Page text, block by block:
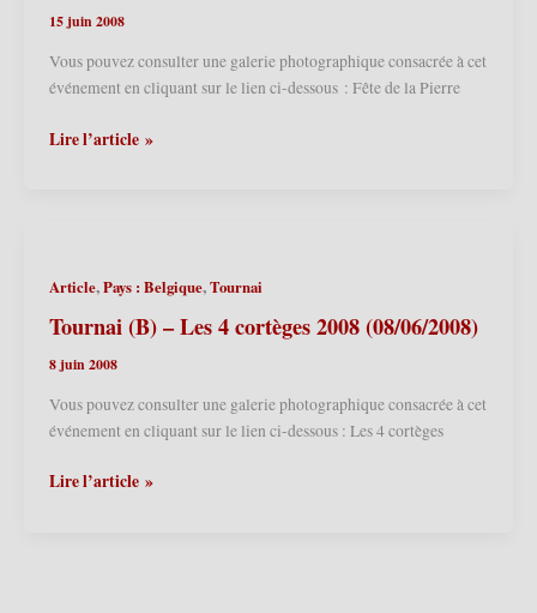
15 juin 2008
Vous pouvez consulter une galerie photographique consacrée à cet
événement en cliquant sur le lien ci-dessous : Fête de la Pierre
Lezennes
Pierre
2008
Lire l’article »
Article,Pays : Belgique,Tournai
Tournai (B) – Les 4 cortèges 2008 (08/06/2008)
8 juin 2008
Vous pouvez consulter une galerie photographique consacrée à cet
événement en cliquant sur le lien ci-dessous : Les 4 cortèges
Tournai
Lire l’article »